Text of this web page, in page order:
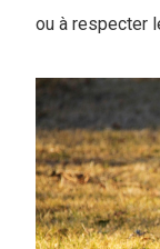
ou à respecter